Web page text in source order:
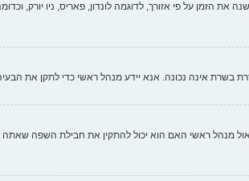
הזמן על פי אזורך, לדוגמה לונדון, פאריס, ניו יורק,
בשרת אינה נכונה. אנא יידע מנהל ראשי כדי לתקן את
ראשי האם הוא יכול להתקין את חבילת השפה שאתה